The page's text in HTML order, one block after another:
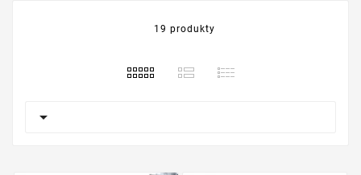
19 produkty
